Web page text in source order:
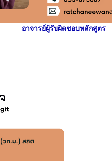
อาจารย์ผู้รับผิดชอบหลักสูตร